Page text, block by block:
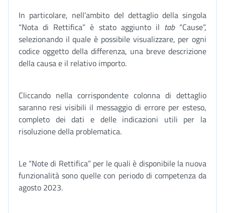
In particolare, nell’ambito del dettaglio della singola
“Nota di Rettifica” è stato aggiunto il tab“Cause”,
selezionando il quale è possibile visualizzare, per ogni
codice oggetto della differenza, una breve descrizione
della causa e il relativo importo.
Cliccando nella corrispondente colonna di dettaglio
saranno resi visibili il messaggio di errore per esteso,
completo dei dati e delle indicazioni utili per la
risoluzione della problematica.
Le “Note di Rettifica” per le quali è disponibile la nuova
funzionalità sono quelle con periodo di competenza da
agosto 2023.